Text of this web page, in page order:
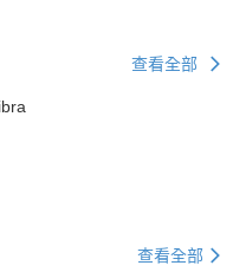
查看全部
查看全部